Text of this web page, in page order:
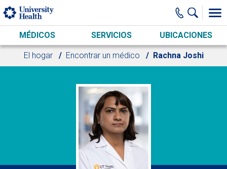
Skip to main content
MÉDICOS SERVICIOS UBICACIONES
El hogar Encontrar un médico Rachna Joshi